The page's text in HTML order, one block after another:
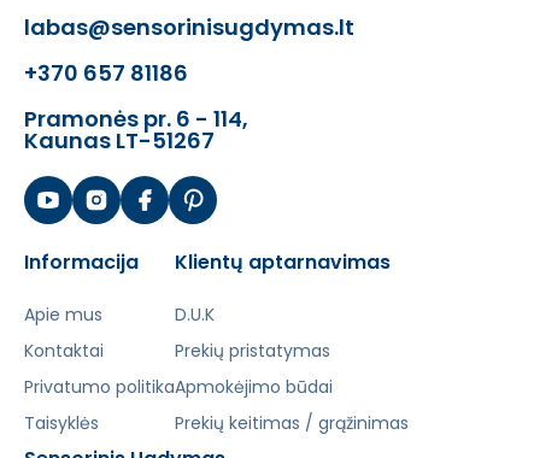
labas@sensorinisugdymas.lt
+370 657 81186
Pramonės pr. 6 - 114,
Kaunas LT-51267
Informacija
Apie mus
Kontaktai
Privatumo politika
Taisyklės
Klientų aptarnavimas
D.U.K
Prekių pristatymas
Apmokėjimo būdai
Prekių keitimas / grąžinimas